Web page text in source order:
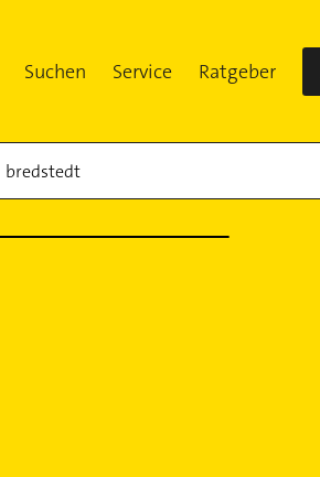
Suchen Service Ratgeber